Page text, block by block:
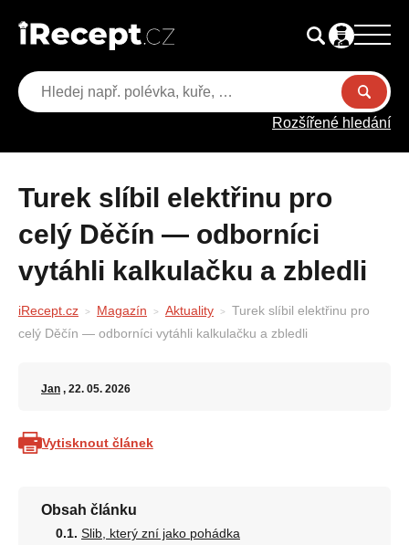
Rozšířené hledání
Turek slíbil elektřinu pro
celý Děčín — odborníci
vytáhli kalkulačku a zbledli
iRecept.cz Magazín Aktuality
Turek slíbil elektřinu pro
celý Děčín — odborníci vytáhli kalkulačku a zbledli
Jan , 22. 05. 2026
Vytisknout článek
Obsah článku
Slib, který zní jako pohádka